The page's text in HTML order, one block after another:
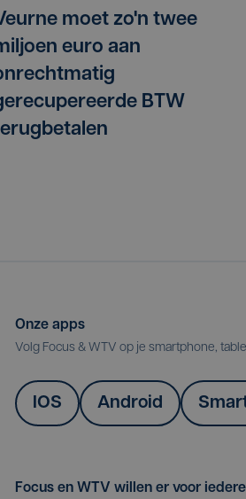
moet zo'n twee
euro aan
BTW
Onze apps
Volg Focus & WTV op je smartphone,
IOS Android
Focus en WTV willen er voor